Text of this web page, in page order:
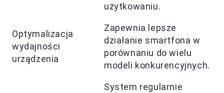
użytkowaniu.
Optymalizacja
wydajności
urządzenia
Zapewnia lepsze
działanie smartfona w
porównaniu do wielu
modeli konkurencyjnych.
System regularnie